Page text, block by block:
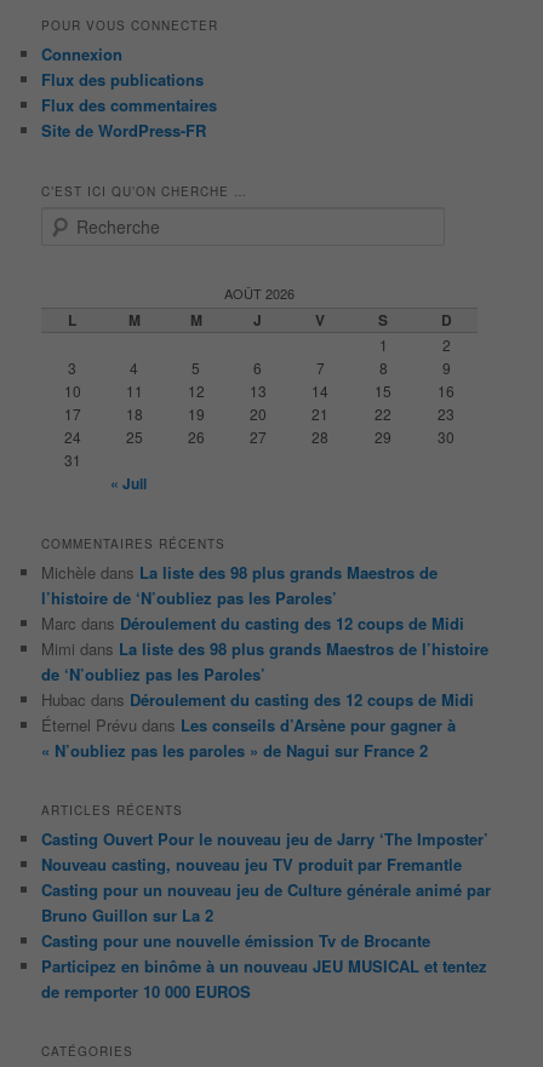
POUR VOUS CONNECTER
Connexion
Flux des publications
Flux des commentaires
Site de WordPress-FR
C’EST ICI QU’ON CHERCHE …
AOÛT 2026
L M M J V S D
1
2
3
4 5 6 7 8
9
10
11 12 13 14 15
16
17
18 19 20 21 22
23
24
25 26 27 28 29
30
31
« Juil
COMMENTAIRES RÉCENTS
Michèle dans La liste des 98 plus grands Maestros de
l’histoire de ‘N’oubliez pas les Paroles’
Marc dans Déroulement du casting des 12 coups de Midi
Mimi dans La liste des 98 plus grands Maestros de l’histoire
de ‘N’oubliez pas les Paroles’
Hubac dans Déroulement du casting des 12 coups de Midi
Éternel Prévu dans Les conseils d’Arsène pour gagner à
« N’oubliez pas les paroles » de Nagui sur France 2
ARTICLES RÉCENTS
Casting Ouvert Pour le nouveau jeu de Jarry ‘The Imposter’
Nouveau casting, nouveau jeu TV produit par Fremantle
Casting pour un nouveau jeu de Culture générale animé par
Bruno Guillon sur La 2
Casting pour une nouvelle émission Tv de Brocante
Participez en binôme à un nouveau JEU MUSICAL et tentez
de remporter 10 000 EUROS
CATÉGORIES